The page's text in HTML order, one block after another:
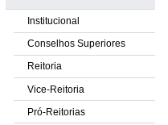
Institucional
Conselhos Superiores
Reitoria
Vice-Reitoria
Pró-Reitorias